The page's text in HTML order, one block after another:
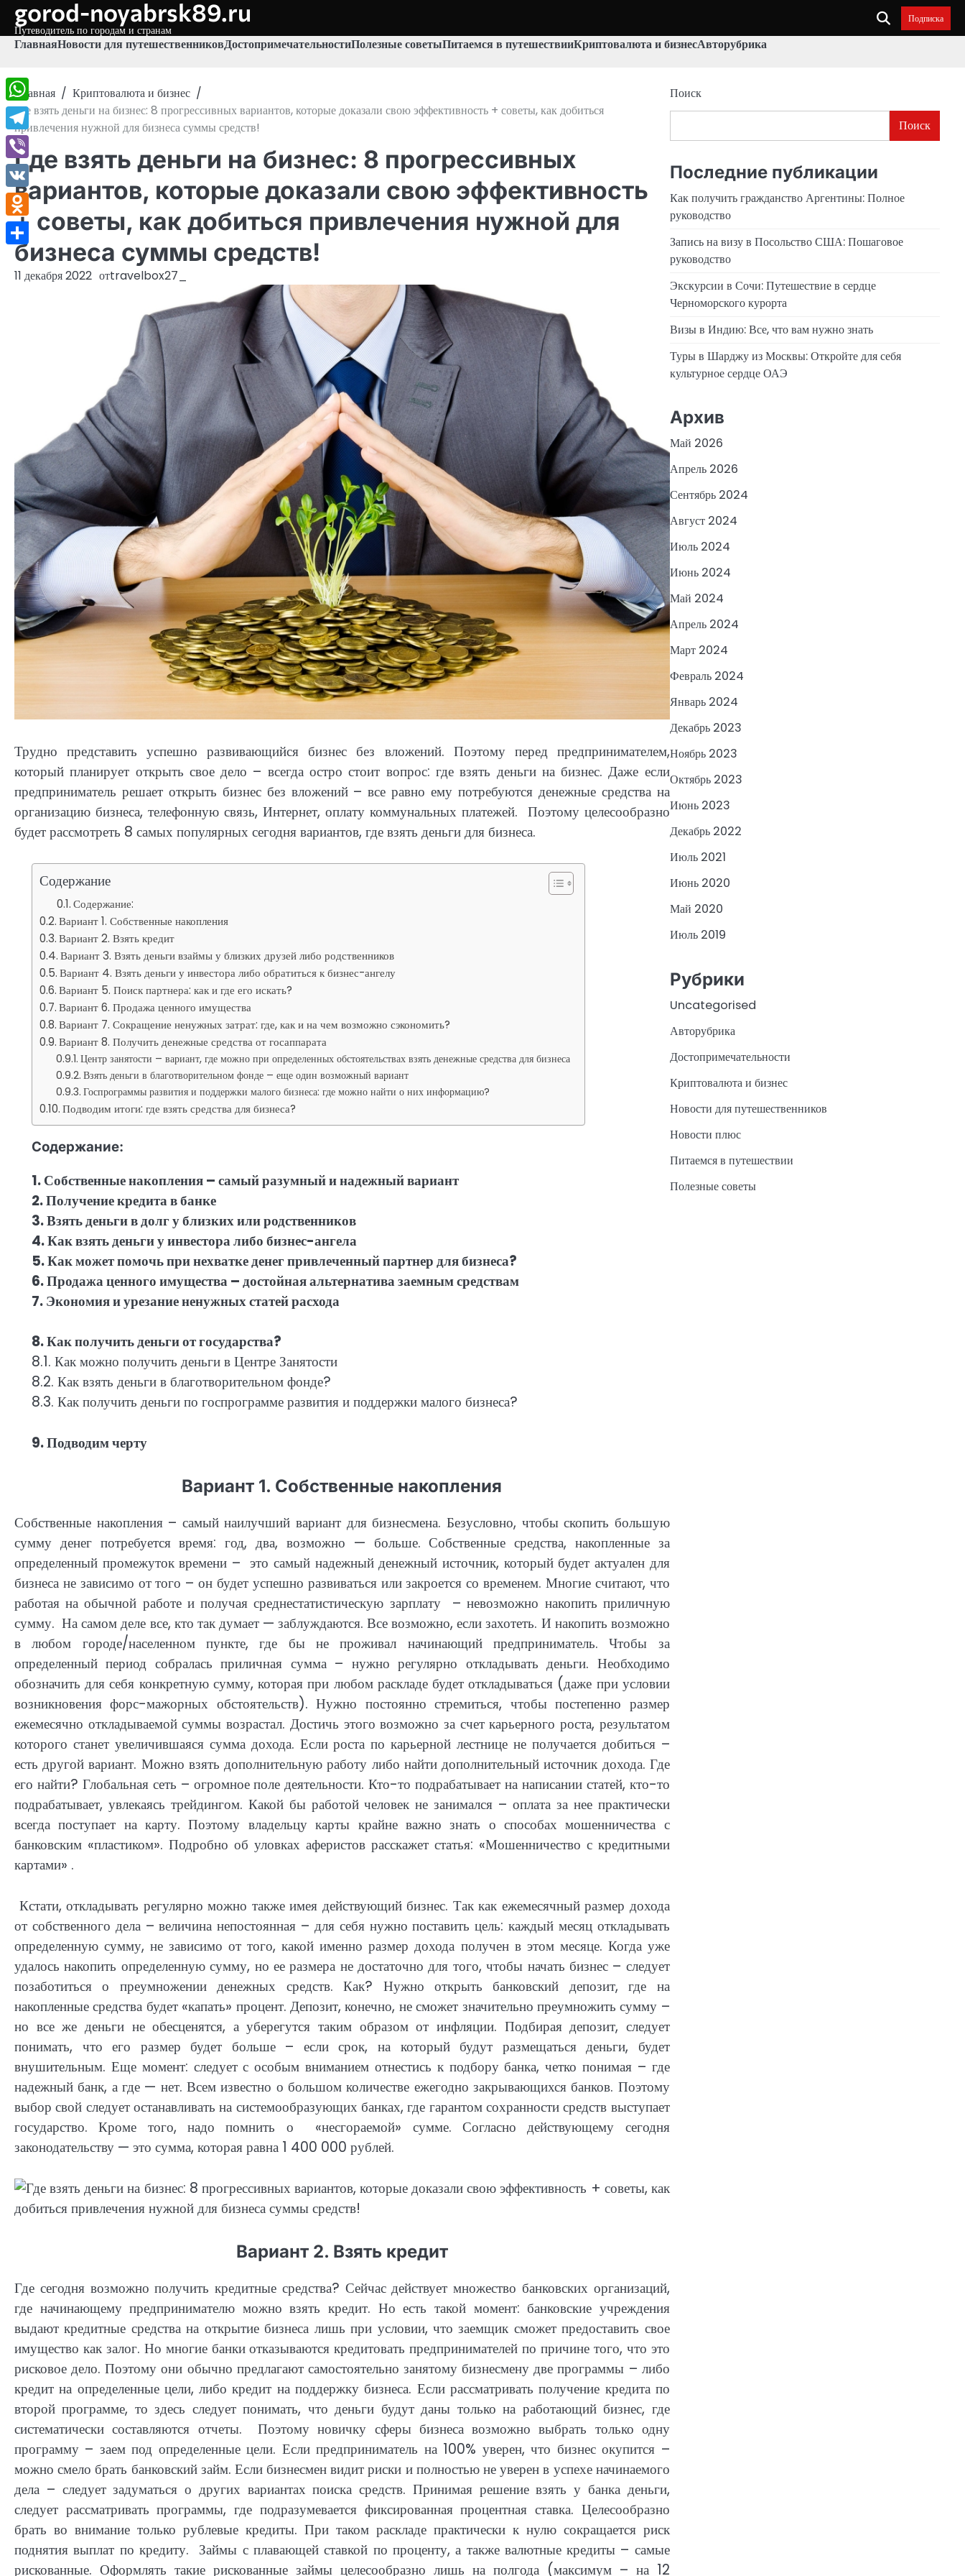
Перейти
содержимому
gorod-noyabrsk89.ru
Путеводитель по городам и странам
Подписка
ГлавнаяНовости для путешественниковДостопримечательностиПолезные советыПитаемся в путешествииКриптовалюта и бизнесАвторубрика
Главная
Криптовалюта и бизнес
Где взять деньги на бизнес: 8 прогрессивных вариантов, которые доказали свою эффективность + советы, как добиться
привлечения нужной для бизнеса суммы средств!
Где взять деньги на бизнес: 8 прогрессивных
вариантов, которые доказали свою эффективность
+ советы, как добиться привлечения нужной для
бизнеса суммы средств!
11 декабря 2022 отtravelbox27_
Трудно представить успешно развивающийся бизнес без вложений. Поэтому перед предпринимателем,
который планирует открыть свое дело – всегда остро стоит вопрос: где взять деньги на бизнес. Даже если
предприниматель решает открыть бизнес без вложений – все равно ему потребуются денежные средства на
организацию бизнеса, телефонную связь, Интернет, оплату коммунальных платежей. Поэтому целесообразно
будет рассмотреть 8 самых популярных сегодня вариантов, где взять деньги для бизнеса.
Содержание
Содержание:
Вариант 1. Собственные накопления
Вариант 2. Взять кредит
Вариант 3. Взять деньги взаймы у близких друзей либо родственников
Вариант 4. Взять деньги у инвестора либо обратиться к бизнес-ангелу
Вариант 5. Поиск партнера: как и где его искать?
Вариант 6. Продажа ценного имущества
Вариант 7. Сокращение ненужных затрат: где, как и на чем возможно сэкономить?
Вариант 8. Получить денежные средства от госаппарата
Центр занятости – вариант, где можно при определенных обстоятельствах взять денежные средства для бизнеса
Взять деньги в благотворительном фонде – еще один возможный вариант
Госпрограммы развития и поддержки малого бизнеса: где можно найти о них информацию?
Подводим итоги: где взять средства для бизнеса?
Содержание:
1. Собственные накопления – самый разумный и надежный вариант
2. Получение кредита в банке
3. Взять деньги в долг у близких или родственников
4. Как взять деньги у инвестора либо бизнес-ангела
5. Как может помочь при нехватке денег привлеченный партнер для бизнеса?
6. Продажа ценного имущества – достойная альтернатива заемным средствам
7. Экономия и урезание ненужных статей расхода
8. Как получить деньги от государства?
8.1. Как можно получить деньги в Центре Занятости
8.2. Как взять деньги в благотворительном фонде?
8.3. Как получить деньги по госпрограмме развития и поддержки малого бизнеса?
9. Подводим черту
Вариант 1. Собственные накопления
Собственные накопления – самый наилучший вариант для бизнесмена. Безусловно, чтобы скопить большую
сумму денег потребуется время: год, два, возможно — больше. Собственные средства, накопленные за
определенный промежуток времени – это самый надежный денежный источник, который будет актуален для
бизнеса не зависимо от того – он будет успешно развиваться или закроется со временем. Многие считают, что
работая на обычной работе и получая среднестатистическую зарплату – невозможно накопить приличную
сумму. На самом деле все, кто так думает — заблуждаются. Все возможно, если захотеть. И накопить возможно
в любом городе/населенном пункте, где бы не проживал начинающий предприниматель. Чтобы за
определенный период собралась приличная сумма – нужно регулярно откладывать деньги. Необходимо
обозначить для себя конкретную сумму, которая при любом раскладе будет откладываться (даже при условии
возникновения форс-мажорных обстоятельств). Нужно постоянно стремиться, чтобы постепенно размер
ежемесячно откладываемой суммы возрастал. Достичь этого возможно за счет карьерного роста, результатом
которого станет увеличившаяся сумма дохода. Если роста по карьерной лестнице не получается добиться –
есть другой вариант. Можно взять дополнительную работу либо найти дополнительный источник дохода. Где
его найти? Глобальная сеть – огромное поле деятельности. Кто-то подрабатывает на написании статей, кто-то
подрабатывает, увлекаясь трейдингом. Какой бы работой человек не занимался – оплата за нее практически
всегда поступает на карту. Поэтому владельцу карты крайне важно знать о способах мошенничества с
банковским «пластиком». Подробно об уловках аферистов расскажет статья: «Мошенничество с кредитными
картами» .
Кстати, откладывать регулярно можно также имея действующий бизнес. Так как ежемесячный размер дохода
от собственного дела – величина непостоянная – для себя нужно поставить цель: каждый месяц откладывать
определенную сумму, не зависимо от того, какой именно размер дохода получен в этом месяце. Когда уже
удалось накопить определенную сумму, но ее размера не достаточно для того, чтобы начать бизнес – следует
позаботиться о преумножении денежных средств. Как? Нужно открыть банковский депозит, где на
накопленные средства будет «капать» процент. Депозит, конечно, не сможет значительно преумножить сумму –
но все же деньги не обесценятся, а уберегутся таким образом от инфляции. Подбирая депозит, следует
понимать, что его размер будет больше – если срок, на который будут размещаться деньги, будет
внушительным. Еще момент: следует с особым вниманием отнестись к подбору банка, четко понимая – где
надежный банк, а где — нет. Всем известно о большом количестве ежегодно закрывающихся банков. Поэтому
выбор свой следует останавливать на системообразующих банках, где гарантом сохранности средств выступает
государство. Кроме того, надо помнить о «несгораемой» сумме. Согласно действующему сегодня
законодательству — это сумма, которая равна 1 400 000 рублей.
Вариант 2. Взять кредит
Где сегодня возможно получить кредитные средства? Сейчас действует множество банковских организаций,
где начинающему предпринимателю можно взять кредит. Но есть такой момент: банковские учреждения
выдают кредитные средства на открытие бизнеса лишь при условии, что заемщик сможет предоставить свое
имущество как залог. Но многие банки отказываются кредитовать предпринимателей по причине того, что это
рисковое дело. Поэтому они обычно предлагают самостоятельно занятому бизнесмену две программы – либо
кредит на определенные цели, либо кредит на поддержку бизнеса. Если рассматривать получение кредита по
второй программе, то здесь следует понимать, что деньги будут даны только на работающий бизнес, где
систематически составляются отчеты. Поэтому новичку сферы бизнеса возможно выбрать только одну
программу – заем под определенные цели. Если предприниматель на 100% уверен, что бизнес окупится –
можно смело брать банковский займ. Если бизнесмен видит риски и полностью не уверен в успехе начинаемого
дела – следует задуматься о других вариантах поиска средств. Принимая решение взять у банка деньги,
следует рассматривать программы, где подразумевается фиксированная процентная ставка. Целесообразно
брать во внимание только рублевые кредиты. При таком раскладе практически к нулю сокращается риск
поднятия выплат по кредиту. Займы с плавающей ставкой по проценту, а также валютные кредиты – самые
рискованные. Оформлять такие рискованные займы целесообразно лишь на полгода (максимум – на 12
Поиск
Поиск
Последние публикации
Как получить гражданство Аргентины: Полное
руководство
Запись на визу в Посольство США: Пошаговое
руководство
Экскурсии в Сочи: Путешествие в сердце
Черноморского курорта
Визы в Индию: Все, что вам нужно знать
Туры в Шарджу из Москвы: Откройте для себя
культурное сердце ОАЭ
Архив
Май 2026
Апрель 2026
Сентябрь 2024
Август 2024
Июль 2024
Июнь 2024
Май 2024
Апрель 2024
Март 2024
Февраль 2024
Январь 2024
Декабрь 2023
Ноябрь 2023
Октябрь 2023
Июнь 2023
Декабрь 2022
Июль 2021
Июнь 2020
Май 2020
Июль 2019
Рубрики
Uncategorised
Авторубрика
Достопримечательности
Криптовалюта и бизнес
Новости для путешественников
Новости плюс
Питаемся в путешествии
Полезные советы
WhatsApp
Telegram
Viber
VK
Odnoklassniki
Отправить